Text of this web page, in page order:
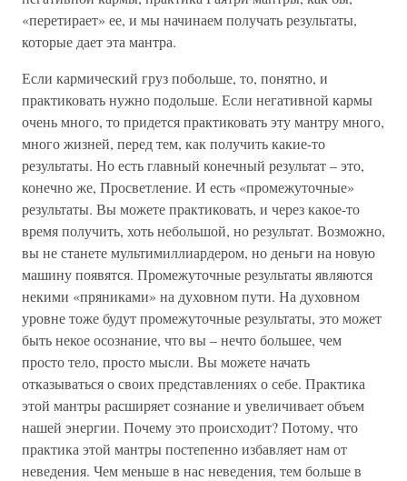
«перетирает» ее, и мы начинаем получать результаты,
которые дает эта мантра.
Если кармический груз побольше, то, понятно, и
практиковать нужно подольше. Если негативной кармы
очень много, то придется практиковать эту мантру много,
много жизней, перед тем, как получить какие-то
результаты. Но есть главный конечный результат – это,
конечно же, Просветление. И есть «промежуточные»
результаты. Вы можете практиковать, и через какое-то
время получить, хоть небольшой, но результат. Возможно,
вы не станете мультимиллиардером, но деньги на новую
машину появятся. Промежуточные результаты являются
некими «пряниками» на духовном пути. На духовном
уровне тоже будут промежуточные результаты, это может
быть некое осознание, что вы – нечто большее, чем
просто тело, просто мысли. Вы можете начать
отказываться о своих представлениях о себе. Практика
этой мантры расширяет сознание и увеличивает объем
нашей энергии. Почему это происходит? Потому, что
практика этой мантры постепенно избавляет нам от
неведения. Чем меньше в нас неведения, тем больше в